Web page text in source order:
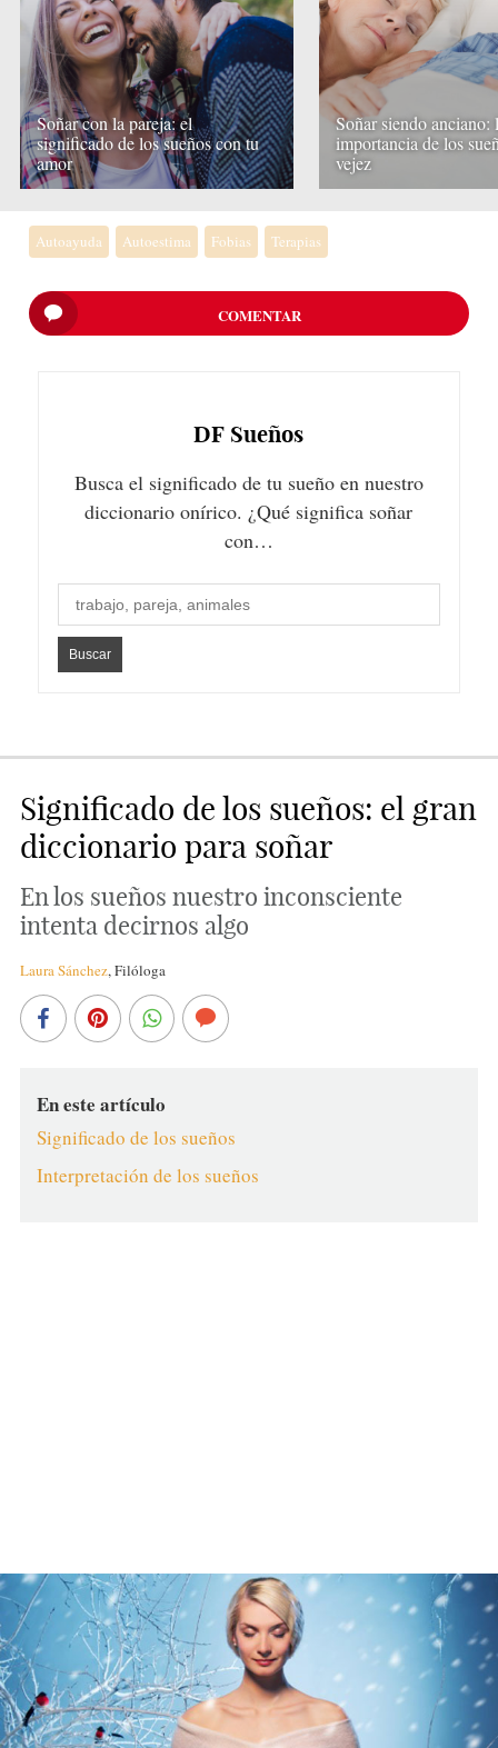
Soñar con la pareja: el
significado de los sueños con tu
amor
Soñar siendo anciano:
importancia de los
vejez
Autoayuda Autoestima Fobias Terapias
COMENTAR
DF Sueños
Busca el significado de tu sueño en nuestro
diccionario onírico. ¿Qué significa soñar
con…
Significado de los sueños: el gran
diccionario para soñar
En los sueños nuestro inconsciente
intenta decirnos algo
Laura Sánchez,Filóloga
En este artículo
Significado de los sueños
Interpretación de los sueños